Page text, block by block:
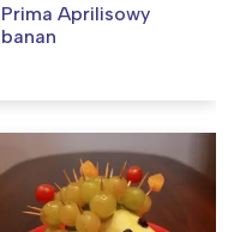
Prima Aprilisowy
banan